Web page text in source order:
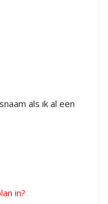
als ik al een
in?